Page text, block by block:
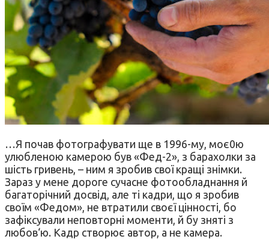
…Я почав фотографувати ще в 1996-му, моє0ю
улюбленою камерою був «Фед-2», з барахолки за
шість гривень, – ним я зробив свої кращі знімки.
Зараз у мене дороге сучасне фотообладнання й
багаторічний досвід, але ті кадри, що я зробив
своїм «Федом», не втратили своєї цінності, бо
зафіксували неповторні моменти, й бу зняті з
любов‘ю. Кадр створює автор, а не камера.